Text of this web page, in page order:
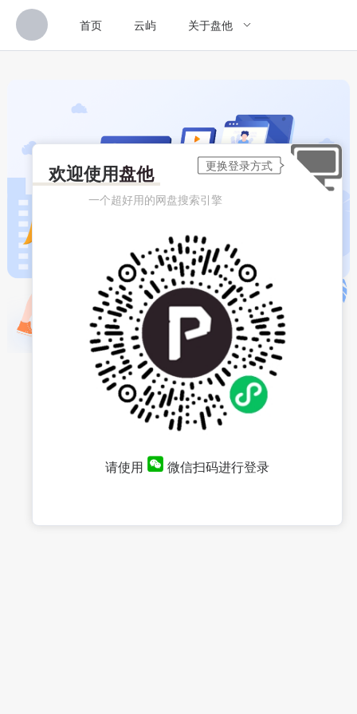
首页 云屿 关于盘他
欢迎使用盘他
一个超好用的网盘搜索引擎
请使用 微信扫码进行登录